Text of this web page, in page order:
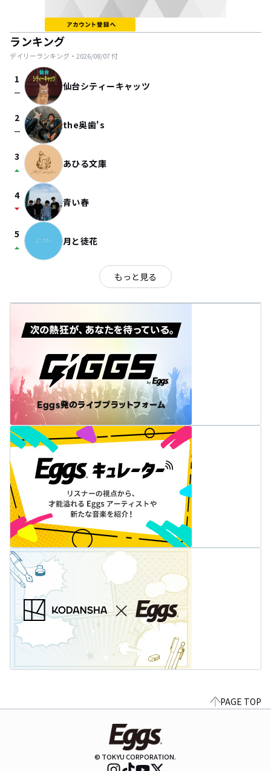
ランキング
デイリーランキング・ 2026/08/07付
1
check_indeterminate_small 仙台シティーキャッツ
2
check_indeterminate_small the奥歯's
3
arrow_drop_up あひる文庫
4
arrow_drop_down 青い春
5
arrow_drop_up 月と徒花
もっと見る
PAGE TOP
© TOKYU CORPORATION.